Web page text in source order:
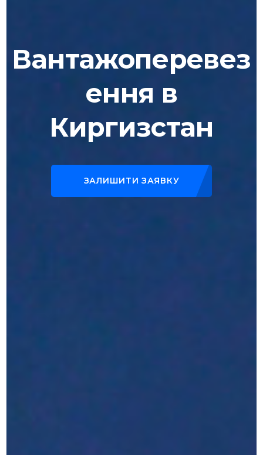
Вантажоперевез
ення в
Киргизстан
ЗАЛИШИТИ ЗАЯВКУ